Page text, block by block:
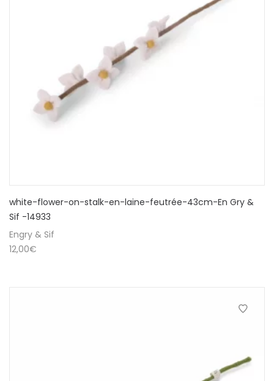
white-flower-on-stalk-en-laine-feutrée-43cm-En Gry &
Sif -14933
Engry & Sif
12,00€